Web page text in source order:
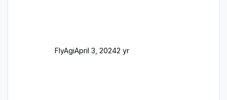
FlyAgiApril 3, 20242 yr